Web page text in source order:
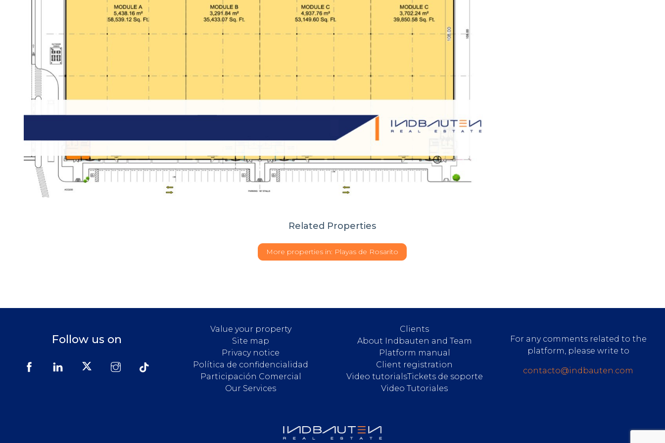
Related Properties
More properties in: Playas de Rosarito
Follow us on
Value your property
Site map
Privacy notice
Política de confidencialidad
Participación Comercial
Our Services
Clients
About Indbauten and Team
Platform manual
Client registration
Video tutorialsTickets de soporte
Video Tutoriales
For any comments related to the
platform, please write to
contacto@indbauten.com